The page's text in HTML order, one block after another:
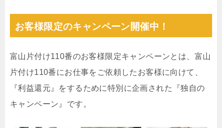
お客様限定のキャンペーン開催中！
富山片付け110番のお客様限定キャンペーンとは、富山
片付け110番にお仕事をご依頼したお客様に向けて、
『利益還元』をするために特別に企画された『独自の
キャンペーン』です。